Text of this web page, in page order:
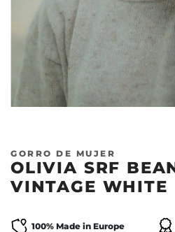
GORRO DE MUJER
OLIVIA SRF
VINTAGE WHITE
100% Made in Europe